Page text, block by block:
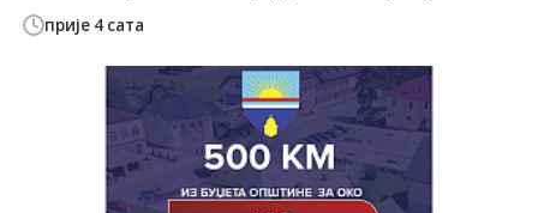
прије 4 сата